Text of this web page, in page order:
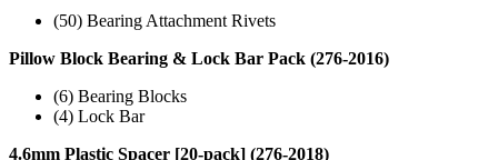
(50) Bearing Attachment Rivets
Pillow Block Bearing & Lock Bar Pack (276-2016)
(6) Bearing Blocks
(4) Lock Bar
4.6mm Plastic Spacer [20-pack] (276-2018)